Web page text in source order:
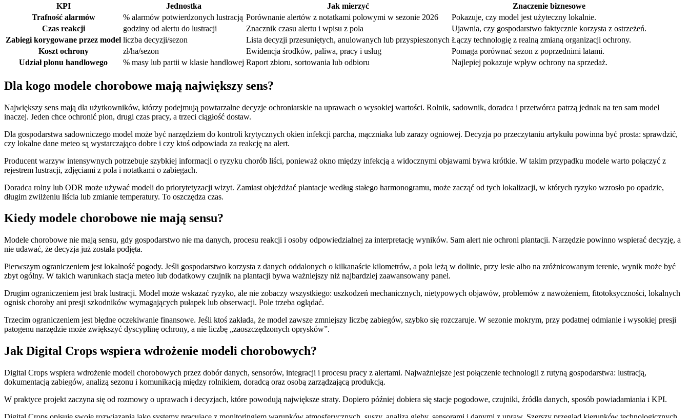
KPI
Jednostka Jak mierzyć
Znaczenie biznesowe
Trafność alarmów
% alarmów potwierdzonych lustracją Porównanie alertów z notatkami polowymi w sezonie 2026
Pokazuje, czy model jest użyteczny lokalnie.
Czas reakcji
godziny od alertu do lustracji Znacznik czasu alertu i wpisu z pola
Ujawnia, czy gospodarstwo faktycznie korzysta z ostrzeżeń.
Zabiegi korygowane przez model liczba decyzji/sezon Lista decyzji przesuniętych, anulowanych lub przyspieszonych Łączy technologię z realną zmianą organizacji ochrony.
Koszt ochrony
zł/ha/sezon Ewidencja środków, paliwa, pracy i usług
Pomaga porównać sezon z poprzednimi latami.
Udział plonu handlowego
% masy lub partii w klasie handlowej Raport zbioru, sortowania lub odbioru Najlepiej pokazuje wpływ ochrony na sprzedaż.
Dla kogo modele chorobowe mają największy sens?
Największy sens mają dla użytkowników, którzy podejmują powtarzalne decyzje ochroniarskie na uprawach o wysokiej wartości. Rolnik, sadownik, doradca i przetwórca patrzą jednak na ten sam model
inaczej. Jeden chce ochronić plon, drugi czas pracy, a trzeci ciągłość dostaw.
Dla gospodarstwa sadowniczego model może być narzędziem do kontroli krytycznych okien infekcji parcha, mączniaka lub zarazy ogniowej. Decyzja po przeczytaniu artykułu powinna być prosta: sprawdzić,
czy lokalne dane meteo są wystarczająco dobre i czy ktoś odpowiada za reakcję na alert.
Producent warzyw intensywnych potrzebuje szybkiej informacji o ryzyku chorób liści, ponieważ okno między infekcją a widocznymi objawami bywa krótkie. W takim przypadku modele warto połączyć z
rejestrem lustracji, zdjęciami z pola i notatkami o zabiegach.
Doradca rolny lub ODR może używać modeli do priorytetyzacji wizyt. Zamiast objeżdżać plantacje według stałego harmonogramu, może zacząć od tych lokalizacji, w których ryzyko wzrosło po opadzie,
długim zwilżeniu liścia lub zmianie temperatury. To oszczędza czas.
Kiedy modele chorobowe nie mają sensu?
Modele chorobowe nie mają sensu, gdy gospodarstwo nie ma danych, procesu reakcji i osoby odpowiedzialnej za interpretację wyników. Sam alert nie ochroni plantacji. Narzędzie powinno wspierać decyzję, a
nie udawać, że decyzja już została podjęta.
Pierwszym ograniczeniem jest lokalność pogody. Jeśli gospodarstwo korzysta z danych oddalonych o kilkanaście kilometrów, a pola leżą w dolinie, przy lesie albo na zróżnicowanym terenie, wynik może być
zbyt ogólny. W takich warunkach stacja meteo lub dodatkowy czujnik na plantacji bywa ważniejszy niż najbardziej zaawansowany panel.
Drugim ograniczeniem jest brak lustracji. Model może wskazać ryzyko, ale nie zobaczy wszystkiego: uszkodzeń mechanicznych, nietypowych objawów, problemów z nawożeniem, fitotoksyczności, lokalnych
ognisk choroby ani presji szkodników wymagających pułapek lub obserwacji. Pole trzeba oglądać.
Trzecim ograniczeniem jest błędne oczekiwanie finansowe. Jeśli ktoś zakłada, że model zawsze zmniejszy liczbę zabiegów, szybko się rozczaruje. W sezonie mokrym, przy podatnej odmianie i wysokiej presji
patogenu narzędzie może zwiększyć dyscyplinę ochrony, a nie liczbę „zaoszczędzonych oprysków”.
Jak Digital Crops wspiera wdrożenie modeli chorobowych?
Digital Crops wspiera wdrożenie modeli chorobowych przez dobór danych, sensorów, integracji i procesu pracy z alertami. Najważniejsze jest połączenie technologii z rutyną gospodarstwa: lustracją,
dokumentacją zabiegów, analizą sezonu i komunikacją między rolnikiem, doradcą oraz osobą zarządzającą produkcją.
W praktyce projekt zaczyna się od rozmowy o uprawach i decyzjach, które powodują największe straty. Dopiero później dobiera się stacje pogodowe, czujniki, źródła danych, sposób powiadamiania i KPI.